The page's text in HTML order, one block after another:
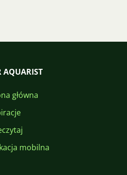
AQUARIST
główna
mobilna